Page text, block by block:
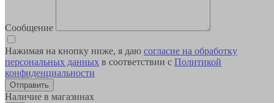
Сообщение
Нажимая на кнопку ниже, я даю согласие на обработку
персональных данных в соответствии с Политикой
конфиденциальности
Наличие в магазинах